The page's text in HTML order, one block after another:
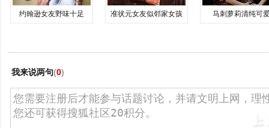
约翰逊女友野味十足 准状元女友似邻家女孩 马刺萝莉清纯可
我来说两句(0)